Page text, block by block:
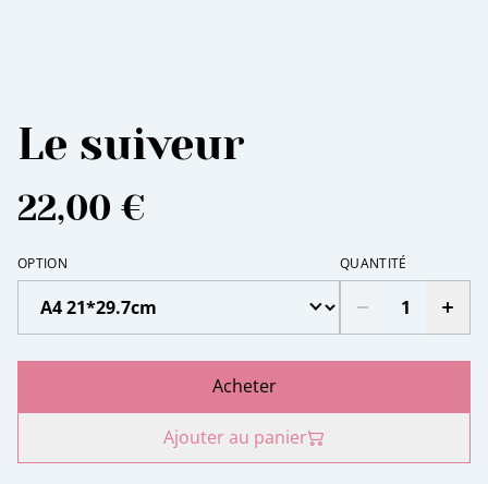
Le suiveur
22,00 €
OPTION QUANTITÉ
Acheter
Ajouter au panier